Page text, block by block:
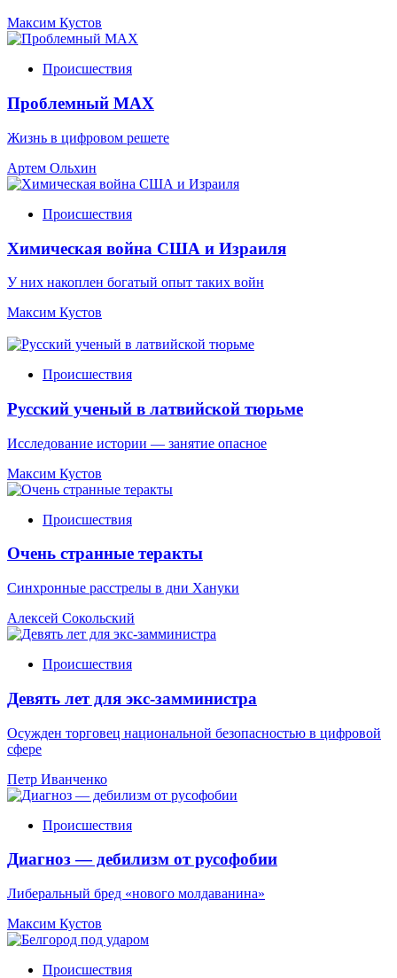
Максим Кустов
Происшествия
Проблемный МАХ
Жизнь в цифровом решете
Артем Ольхин
Происшествия
Химическая война США и Израиля
У них накоплен богатый опыт таких войн
Максим Кустов
Происшествия
Русский ученый в латвийской тюрьме
Исследование истории — занятие опасное
Максим Кустов
Происшествия
Очень странные теракты
Синхронные расстрелы в дни Хануки
Алексей Сокольский
Происшествия
Девять лет для экс-замминистра
Осужден торговец национальной безопасностью в цифровой
сфере
Петр Иванченко
Происшествия
Диагноз — дебилизм от русофобии
Либеральный бред «нового молдаванина»
Максим Кустов
Происшествия